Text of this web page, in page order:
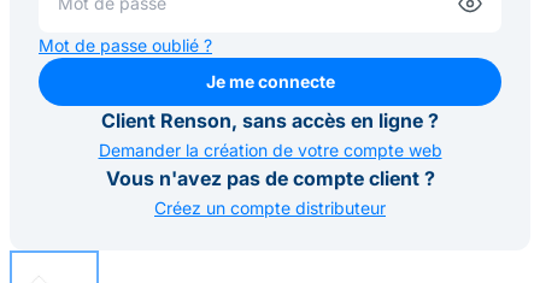
Mot de passe oublié ?
Je me connecte
Je me connecte
Client Renson, sans accès en ligne ?
Demander la création de votre compte web
Vous n'avez pas de compte client ?
Créez un compte distributeur